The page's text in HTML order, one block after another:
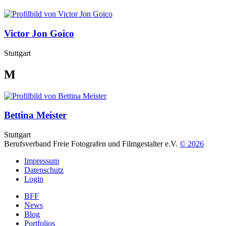
Victor Jon Goico
Stuttgart
M
Bettina Meister
Stuttgart
Berufsverband Freie Fotografen und Filmgestalter e.V. © 2026
Impressum
Datenschutz
Login
BFF
News
Blog
Portfolios